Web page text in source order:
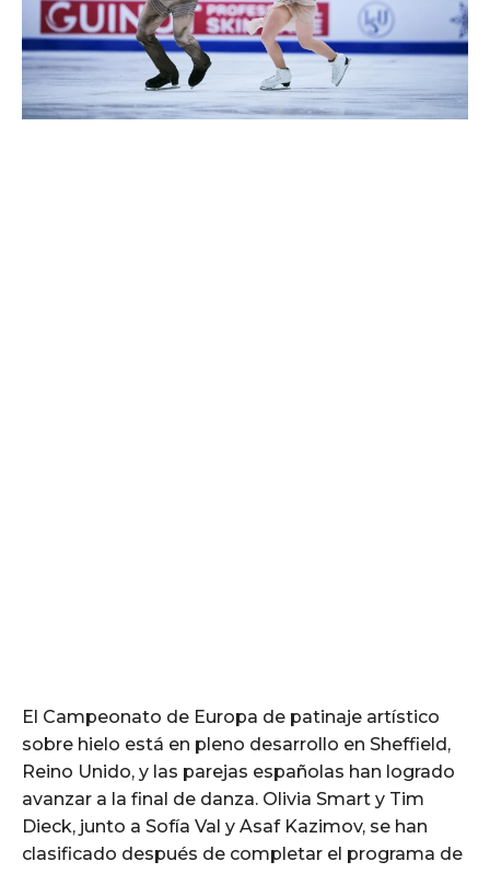
El Campeonato de Europa de patinaje artístico
sobre hielo está en pleno desarrollo en Sheffield,
Reino Unido, y las parejas españolas han logrado
avanzar a la final de danza. Olivia Smart y Tim
Dieck, junto a Sofía Val y Asaf Kazimov, se han
clasificado después de completar el programa de